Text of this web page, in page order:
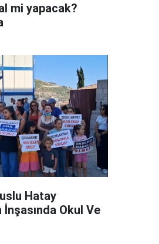
mi yapacak?
Hatay
Okul Ve